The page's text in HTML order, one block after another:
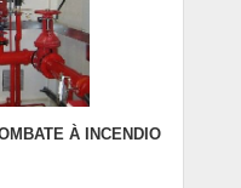
À INCENDIO